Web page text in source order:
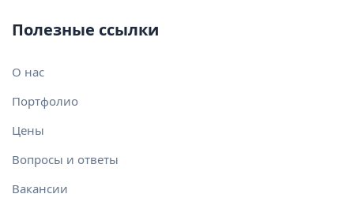
Полезные ссылки
О нас
Портфолио
Цены
Вопросы и ответы
Вакансии